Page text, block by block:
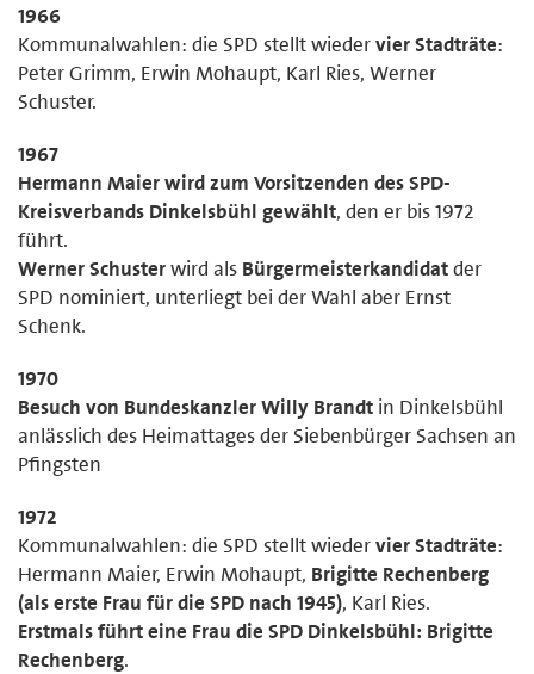
1966
Kommunalwahlen: die SPD stellt wiedervier Stadträte:
Peter Grimm, Erwin Mohaupt, Karl Ries, Werner
Schuster.
1967
Hermann Maier wird zum Vorsitzenden des SPD-
Kreisverbands Dinkelsbühl gewählt, den er bis 1972
führt.
Werner Schusterwird als Bürgermeisterkandidatder
SPD nominiert, unterliegt bei der Wahl aber Ernst
Schenk.
1970
Besuch von Bundeskanzler Willy Brandt in Dinkelsbühl
anlässlich des Heimattages der Siebenbürger Sachsen an
Pfingsten
1972
Kommunalwahlen: die SPD stellt wiedervier Stadträte:
Hermann Maier, Erwin Mohaupt, Brigitte Rechenberg
(als erste Frau für die SPD nach 1945), Karl Ries.
Erstmals führt eine Frau die SPD Dinkelsbühl: Brigitte
Rechenberg.